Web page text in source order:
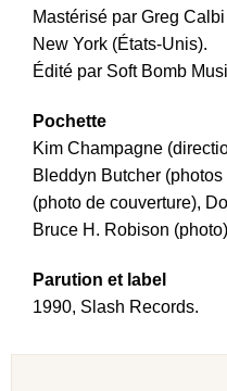
Mastérisé par Greg
New York (États-Unis).
Édité par Soft Bomb
Pochette
Kim Champagne
Bleddyn Butcher
(photo de couverture),
Bruce H. Robison
Parution et label
1990, Slash Records.